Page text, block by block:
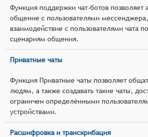
Функция поддержки чат-ботов позволяет
общение с пользователями
взаимодействие с пользователями чата
сценариям общения.
Приватные чаты
Функция Приватные чаты позволяет
людям, а также создавать такие чаты,
ограничен определёнными
устройствами.
Расшифровка и транскрибация